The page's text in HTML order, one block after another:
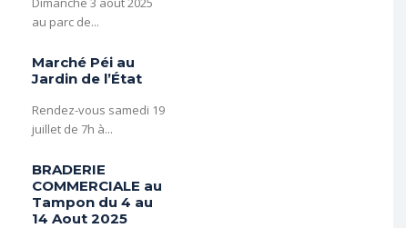
au parc de...
Marché Péi au
Jardin de l’État
Rendez-vous samedi 19
juillet de 7h à...
BRADERIE
COMMERCIALE au
Tampon du 4 au
14 Aout 2025